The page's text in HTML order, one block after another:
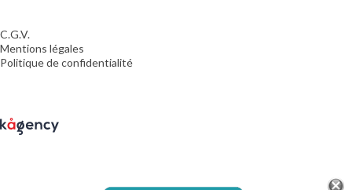
C.G.V.
Mentions légales
Politique de confidentialité